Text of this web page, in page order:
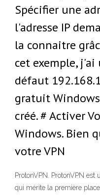
Spécifier une
l'adresse IP
la connaitre
cet exemple,
défaut
gratuit
créé. # Activer
Windows. Bien
votre VPN
ProtonVPN. ProtonVPN
qui mérite la première place